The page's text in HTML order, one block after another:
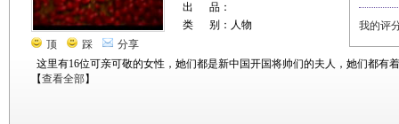
顶 踩 分享
出 品：
类 别：人物
这里有16位可亲可敬的女性，她们都是新中国开国将帅们的夫人，她们都有
【查看全部】
我的评